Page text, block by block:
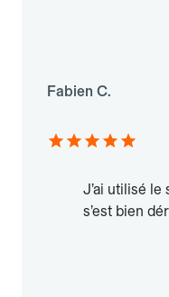
Fabien C.
J’ai utilisé
s’est bien